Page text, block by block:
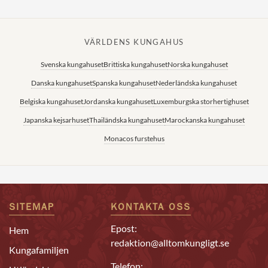
VÄRLDENS KUNGAHUS
Svenska kungahusetBrittiska kungahusetNorska kungahuset
Danska kungahusetSpanska kungahusetNederländska kungahuset
Belgiska kungahusetJordanska kungahusetLuxemburgska storhertighuset
Japanska kejsarhusetThailändska kungahusetMarockanska kungahuset
Monacos furstehus
SITEMAP
Hem
Kungafamiljen
KONTAKTA OSS
Epost:
redaktion@alltomkungligt.se